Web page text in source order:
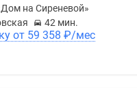
на Сиреневой»
42 мин.
В ипотеку от 59 358 ₽/мес